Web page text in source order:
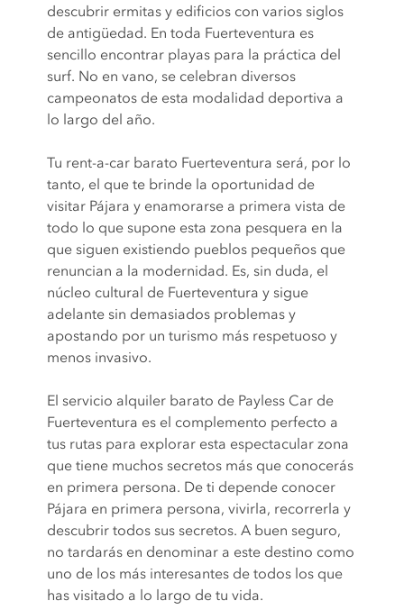
descubrir ermitas y edificios con varios siglos
de antigüedad. En toda Fuerteventura es
sencillo encontrar playas para la práctica del
surf. No en vano, se celebran diversos
campeonatos de esta modalidad deportiva a
lo largo del año.
Tu rent-a-car barato Fuerteventura será, por lo
tanto, el que te brinde la oportunidad de
visitar Pájara y enamorarse a primera vista de
todo lo que supone esta zona pesquera en la
que siguen existiendo pueblos pequeños que
renuncian a la modernidad. Es, sin duda, el
núcleo cultural de Fuerteventura y sigue
adelante sin demasiados problemas y
apostando por un turismo más respetuoso y
menos invasivo.
El servicio alquiler barato de Payless Car de
Fuerteventura es el complemento perfecto a
tus rutas para explorar esta espectacular zona
que tiene muchos secretos más que conocerás
en primera persona. De ti depende conocer
Pájara en primera persona, vivirla, recorrerla y
descubrir todos sus secretos. A buen seguro,
no tardarás en denominar a este destino como
uno de los más interesantes de todos los que
has visitado a lo largo de tu vida.